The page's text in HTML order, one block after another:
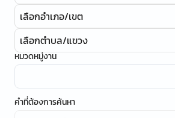
เลือกอำเภอ/เขต
เลือกตำบล/แขวง
หมวดหมู่งาน
คำที่ต้องการค้นหา